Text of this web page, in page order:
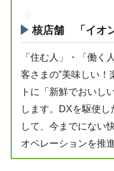
核店舗 「イオ
「住む人」・「働く
客さまの‟美味しい！
トに「新鮮でおいし
します。DXを駆使し
して、今までにない
オペレーションを推